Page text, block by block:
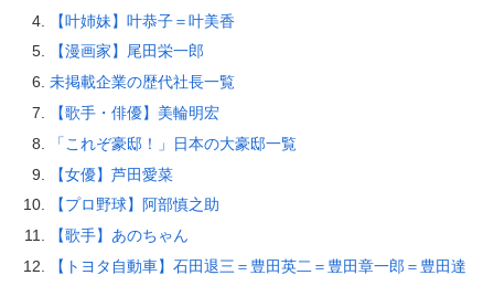
【叶姉妹】叶恭子＝叶美香
【漫画家】尾田栄一郎
未掲載企業の歴代社長一覧
【歌手・俳優】美輪明宏
「これぞ豪邸！」日本の大豪邸一覧
【女優】芦田愛菜
【プロ野球】阿部慎之助
【歌手】あのちゃん
【トヨタ自動車】石田退三＝豊田英二＝豊田章一郎＝豊田達